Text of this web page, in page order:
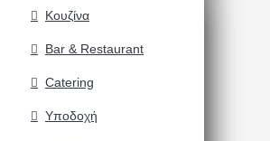
Κουζίνα
Bar & Restaurant
Catering
Υποδοχή